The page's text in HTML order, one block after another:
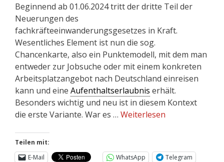
Beginnend ab 01.06.2024 tritt der dritte Teil der
Neuerungen des
fachkräfteeinwanderungsgesetzes in Kraft.
Wesentliches Element ist nun die sog.
Chancenkarte, also ein Punktemodell, mit dem man
entweder zur Jobsuche oder mit einem konkreten
Arbeitsplatzangebot nach Deutschland einreisen
kann und eine Aufenthaltserlaubnis erhält.
Besonders wichtig und neu ist in diesem Kontext
die erste Variante. War es … Weiterlesen
Teilen mit:
E-Mail
WhatsApp
Telegram